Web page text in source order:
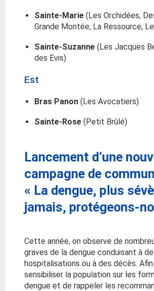
Sainte-Marie (Les Orchidées,
Grande Montée, La Ressource,
Sainte-Suzanne (Les Jacques
des Evis)
Est
Bras Panon (Les Avocatiers)
Sainte-Rose (Petit Brûlé)
Lancement d’une
campagne de
« La dengue, plus
jamais, protégeons-
Cette année, on observe de
graves de la dengue conduisant à
hospitalisations ou à des décès.
sensibiliser la population sur les
dengue et de rappeler les